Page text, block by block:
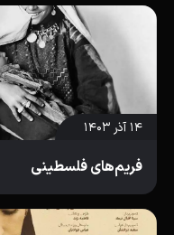
۱۴ آذر ۱۴۰۳
فریم‌های فلسطینی